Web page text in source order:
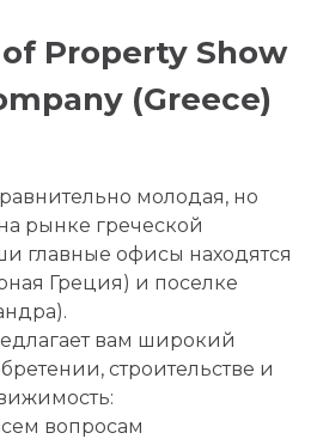
Property Show
(Greece)
молодая, но
рынке греческой
главные офисы находятся
Греция) и поселке
вам широкий
строительстве и
вопросам